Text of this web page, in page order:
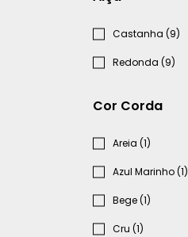
Castanha (9)
Redonda (9)
Cor Corda
Areia (1)
Azul Marinho (1)
Bege (1)
Cru (1)